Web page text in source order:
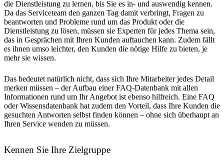
die Dienstleistung zu lernen, bis Sie es in- und auswendig kennen.
Da das Serviceteam den ganzen Tag damit verbringt, Fragen zu
beantworten und Probleme rund um das Produkt oder die
Dienstleistung zu lösen, müssen sie Experten für jedes Thema sein,
das in Gesprächen mit Ihren Kunden auftauchen kann. Zudem fällt
es ihnen umso leichter, den Kunden die nötige Hilfe zu bieten, je
mehr sie wissen.
Das bedeutet natürlich nicht, dass sich Ihre Mitarbeiter jedes Detail
merken müssen – der Aufbau einer FAQ-Datenbank mit allen
Informationen rund um Ihr Angebot ist ebenso hilfreich. Eine FAQ
oder Wissensdatenbank hat zudem den Vorteil, dass Ihre Kunden die
gesuchten Antworten selbst finden können – ohne sich überhaupt an
Ihren Service wenden zu müssen.
Kennen Sie Ihre Zielgruppe